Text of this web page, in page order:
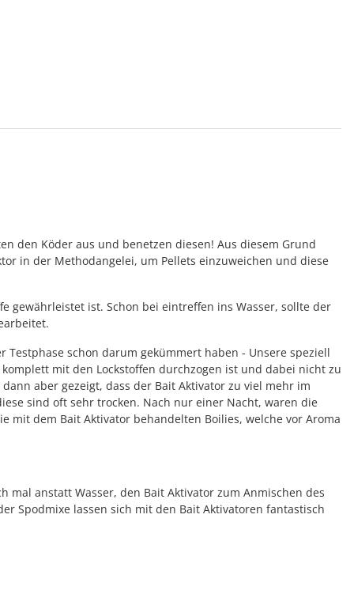
den Köder aus und benetzen diesen! Aus diesem Grund
in der Methodangelei, um Pellets einzuweichen und diese
gewährleistet ist. Schon bei eintreffen ins Wasser, sollte der
schon darum gekümmert haben - Unsere speziell
mit den Lockstoffen durchzogen ist und dabei nicht zu
aber gezeigt, dass der Bait Aktivator zu viel mehr im
sind oft sehr trocken. Nach nur einer Nacht, waren die
mit dem Bait Aktivator behandelten Boilies, welche vor Aroma
mal anstatt Wasser, den Bait Aktivator zum Anmischen des
Spodmixe lassen sich mit den Bait Aktivatoren fantastisch